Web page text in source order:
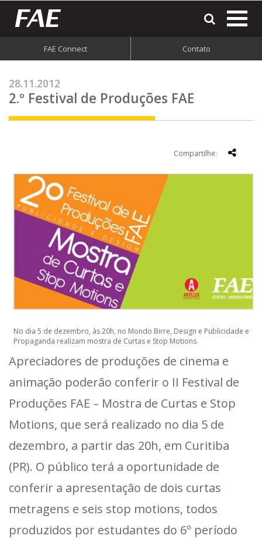
FAE Connect Contato
28.11.2012
2.º Festival de Produções FAE
Compartilhe:
No dia 5 de dezembro, às 20h, no Mondo Birre, Design e Publicidade e
Propaganda realizam mostra de Curtas e Stop Motions.
Apreciadores de produções de cinema e
animação poderão conferir o II Festival de
Produções FAE – Mostra de Curtas e Stop
Motions, que será realizado no dia 5 de
dezembro, a partir das 20h, em Curitiba
(PR). O público terá a oportunidade de
conferir a apresentação de dois curtas
metragens e seis stop motions, todos
produzidos por estudantes do 6º período